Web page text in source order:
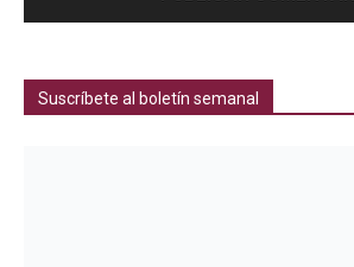
Suscríbete al boletín semanal